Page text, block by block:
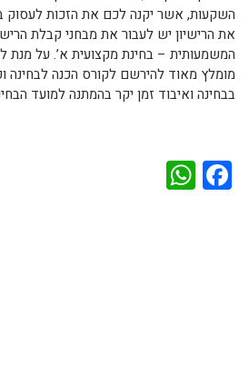
השקעות, אשר יקנה לכם את הזכות לעסוק
את הרישיון יש לעבור את מבחני קבלת
המשמעותית – בחינת מקצועית א’. על מנת
מומלץ מאוד להירשם לקורס הכנה לבחינה
בבחינה ואיבוד זמן יקר בהמתנה למועד
Facebook